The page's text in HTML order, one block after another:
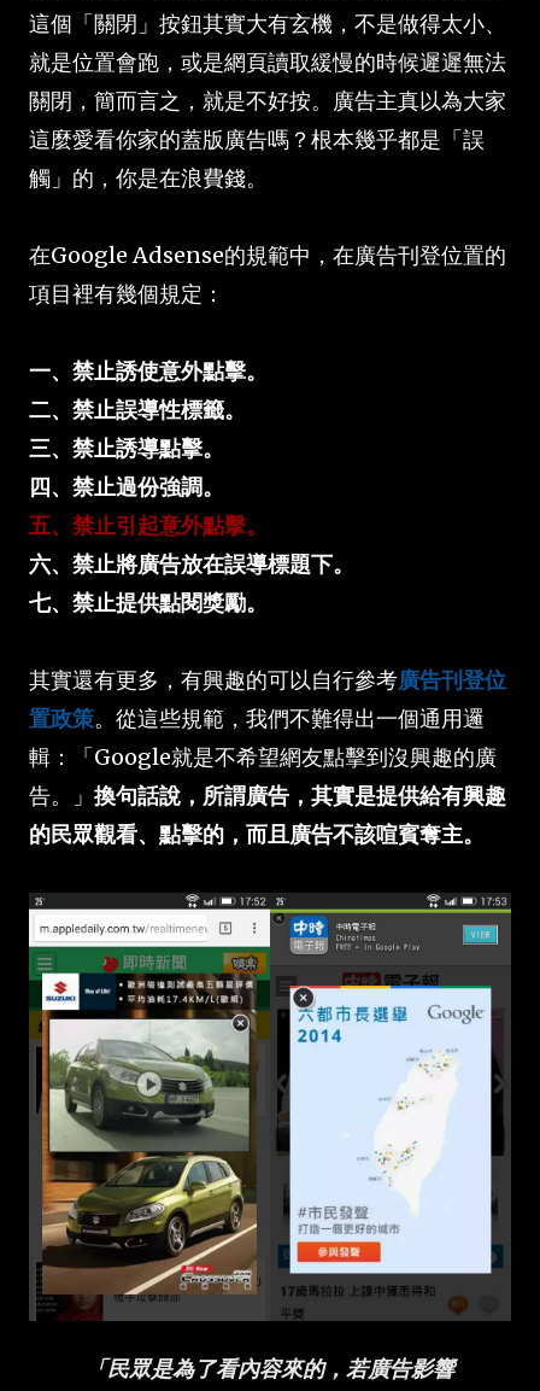
這個「關閉」按鈕其實大有玄機，不是做得太小、
就是位置會跑，或是網頁讀取緩慢的時候遲遲無法
關閉，簡而言之，就是不好按。廣告主真以為大家
這麼愛看你家的蓋版廣告嗎？根本幾乎都是「誤
觸」的，你是在浪費錢。
在Google Adsense的規範中，在廣告刊登位置的
項目裡有幾個規定：
一、禁止誘使意外點擊。
二、禁止誤導性標籤。
三、禁止誘導點擊。
四、禁止過份強調。
五、禁止引起意外點擊。
六、禁止將廣告放在誤導標題下。
七、禁止提供點閱獎勵。
其實還有更多，有興趣的可以自行參考廣告刊登位
置政策。從這些規範，我們不難得出一個通用邏
輯：「Google就是不希望網友點擊到沒興趣的廣
告。」 換句話說，所謂廣告，其實是提供給有興趣
的民眾觀看、點擊的，而且廣告不該喧賓奪主。
「民眾是為了看內容來的，若廣告影響